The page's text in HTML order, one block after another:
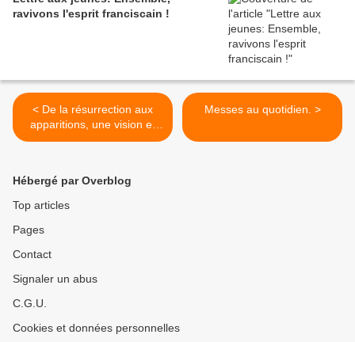
ravivons l'esprit franciscain !
< De la résurrection aux
apparitions, une vision et
une mission.
Messes au quotidien. >
Hébergé par Overblog
Top articles
Pages
Contact
Signaler un abus
C.G.U.
Cookies et données personnelles